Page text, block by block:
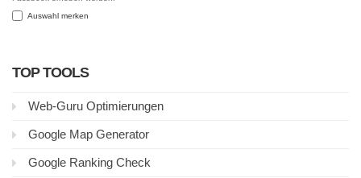
Auswahl merken
TOP TOOLS
Web-Guru Optimierungen
Google Map Generator
Google Ranking Check